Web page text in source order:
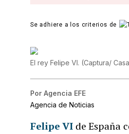
Se adhiere a los criterios de
El rey Felipe VI. (Captura/
Por Agencia EFE
Agencia de Noticias
Felipe VI de España